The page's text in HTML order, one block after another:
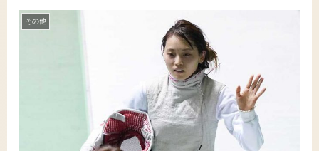
その他